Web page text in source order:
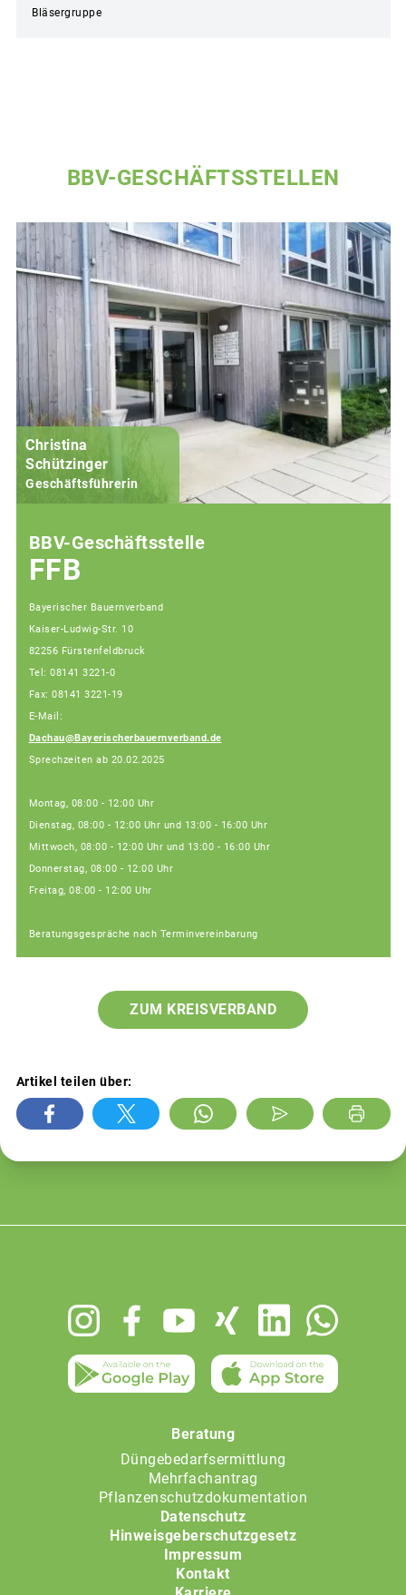
Bläsergruppe
BBV-GESCHÄFTSSTELLEN
Christina
Schützinger
Geschäftsführerin
BBV-Geschäftsstelle
FFB
Bayerischer Bauernverband
Kaiser-Ludwig-Str. 10
82256 Fürstenfeldbruck
Tel: 08141 3221-0
Fax: 08141 3221-19
E-Mail:
Dachau@Bayerischerbauernverband.de
Sprechzeiten ab 20.02.2025
Montag, 08:00 - 12:00 Uhr
Dienstag, 08:00 - 12:00 Uhr und 13:00 - 16:00 Uhr
Mittwoch, 08:00 - 12:00 Uhr und 13:00 - 16:00 Uhr
Donnerstag, 08:00 - 12:00 Uhr
Freitag, 08:00 - 12:00 Uhr
Beratungsgespräche nach Terminvereinbarung
ZUM KREISVERBAND
Artikel teilen über:
Beratung
Düngebedarfsermittlung
Mehrfachantrag
Pflanzenschutzdokumentation
Datenschutz
Hinweisgeberschutzgesetz
Impressum
Kontakt